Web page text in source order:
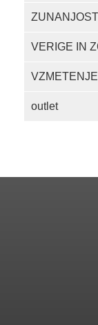
ZUNANJOST
VERIGE IN
VZMETENJE
outlet